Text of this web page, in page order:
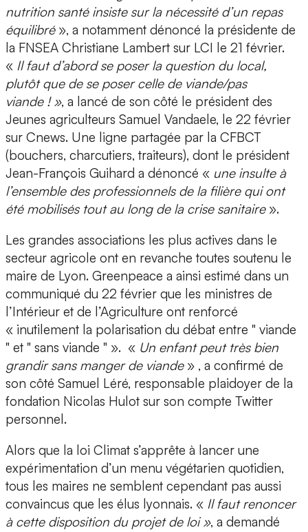
nutrition santé insiste sur la nécessité d’un repas
équilibré », a notamment dénoncé la présidente de
la FNSEA Christiane Lambert sur LCI le 21 février.
« Il faut d’abord se poser la question du local,
plutôt que de se poser celle de viande/pas
viande ! », a lancé de son côté le président des
Jeunes agriculteurs Samuel Vandaele, le 22 février
sur Cnews. Une ligne partagée par la CFBCT
(bouchers, charcutiers, traiteurs), dont le président
Jean-François Guihard a dénoncé « une insulte à
l’ensemble des professionnels de la filière qui ont
été mobilisés tout au long de la crise sanitaire ».
Les grandes associations les plus actives dans le
secteur agricole ont en revanche toutes soutenu le
maire de Lyon. Greenpeace a ainsi estimé dans un
communiqué du 22 février que les ministres de
l’Intérieur et de l’Agriculture ont renforcé
« inutilement la polarisation du débat entre " viande
" et " sans viande " ». « Un enfant peut très bien
grandir sans manger de viande» , a confirmé de
son côté Samuel Léré, responsable plaidoyer de la
fondation Nicolas Hulot sur son compte Twitter
personnel.
Alors que la loi Climat s’apprête à lancer une
expérimentation d’un menu végétarien quotidien,
tous les maires ne semblent cependant pas aussi
convaincus que les élus lyonnais. « Il faut renoncer
à cette disposition du projet de loi », a demandé